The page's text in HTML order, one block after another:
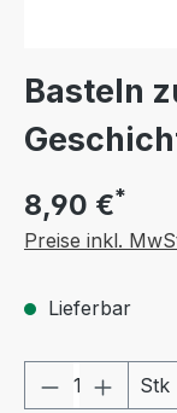
Basteln
8,90 €*
Preise inkl.
Lieferbar
ProduktStk